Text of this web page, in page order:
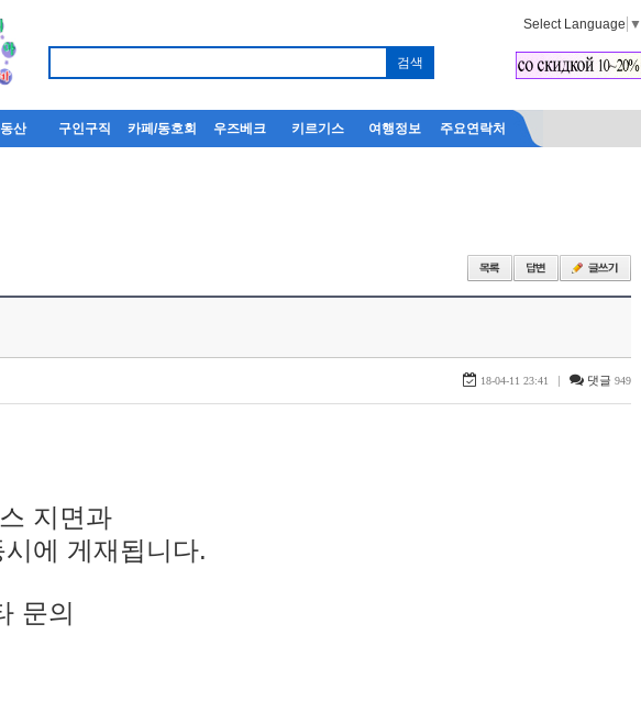
Select Language ▼
산 구인구직 카페/동호회 우즈베크 키르기스 여행정보 주요연락처
18-04-11 23:41 | 댓글 949
지면과
에 게재됩니다.
문의